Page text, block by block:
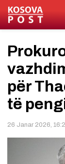
për
të
26 Janar 2026,